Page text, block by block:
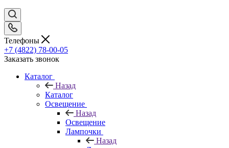
Телефоны
+7 (4822) 78-00-05
Заказать звонок
Каталог
Назад
Каталог
Освещение
Назад
Освещение
Лампочки
Назад